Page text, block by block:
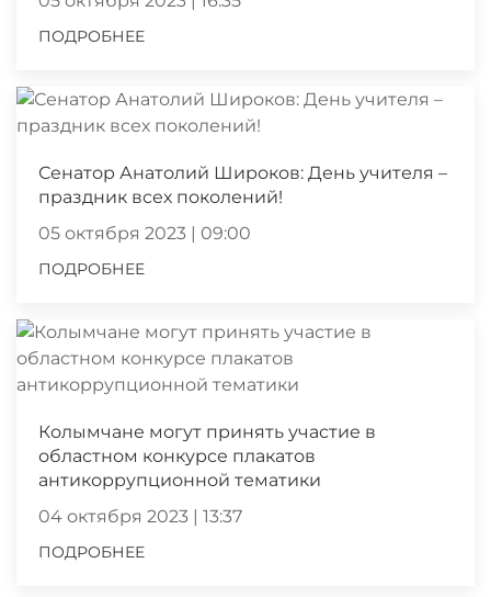
ПОДРОБНЕЕ
Сенатор Анатолий Широков: День учителя –
праздник всех поколений!
05 октября 2023 | 09:00
ПОДРОБНЕЕ
Колымчане могут принять участие в
областном конкурсе плакатов
антикоррупционной тематики
04 октября 2023 | 13:37
ПОДРОБНЕЕ